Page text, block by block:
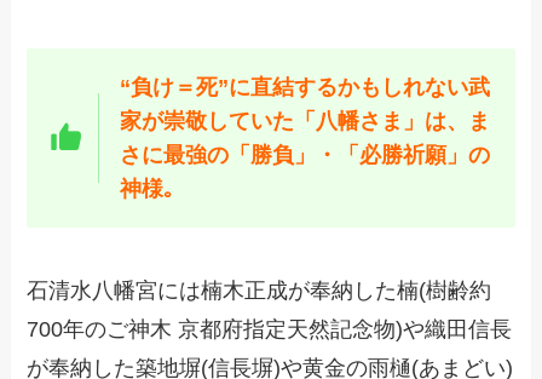
“負け＝死”に直結するかもしれない武
家が崇敬していた「八幡さま」は、ま
さに最強の「勝負」 ・
「必勝祈願」の
神様｡
石清水八幡宮には楠木正成が奉納した楠(樹齢約
700年のご神木 京都府指定天然記念物)や織田信長
が奉納した築地塀(信長塀)や黄金の雨樋(あまどい)